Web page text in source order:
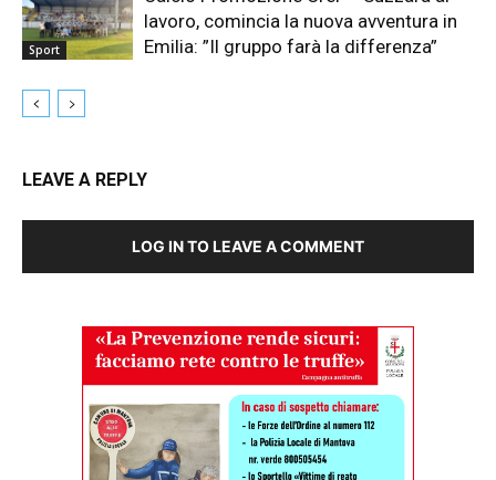
Sport
lavoro, comincia la nuova avventura in
Emilia: ”Il gruppo farà la differenza”
LEAVE A REPLY
LOG IN TO LEAVE A COMMENT